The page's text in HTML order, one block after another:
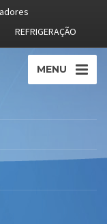
REFRIGERAÇÃO
MENU